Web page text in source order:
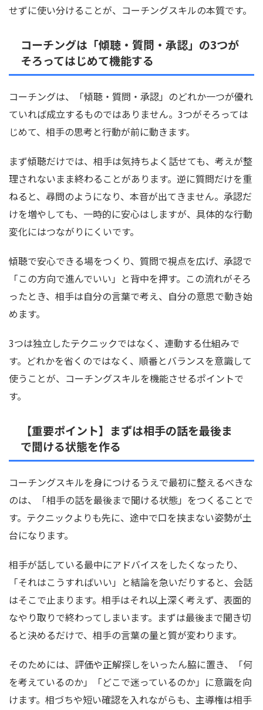
せずに使い分けることが、コーチングスキルの本質です。
コーチングは「傾聴・質問・承認」の3つが
そろってはじめて機能する
コーチングは、「傾聴・質問・承認」のどれか一つが優れ
ていれば成立するものではありません。3つがそろっては
じめて、相手の思考と行動が前に動きます。
まず傾聴だけでは、相手は気持ちよく話せても、考えが整
理されないまま終わることがあります。逆に質問だけを重
ねると、尋問のようになり、本音が出てきません。承認だ
けを増やしても、一時的に安心はしますが、具体的な行動
変化にはつながりにくいです。
傾聴で安心できる場をつくり、質問で視点を広げ、承認で
「この方向で進んでいい」と背中を押す。この流れがそろ
ったとき、相手は自分の言葉で考え、自分の意思で動き始
めます。
3つは独立したテクニックではなく、連動する仕組みで
す。どれかを省くのではなく、順番とバランスを意識して
使うことが、コーチングスキルを機能させるポイントで
す。
【重要ポイント】まずは相手の話を最後ま
で聞ける状態を作る
コーチングスキルを身につけるうえで最初に整えるべきな
のは、「相手の話を最後まで聞ける状態」をつくることで
す。テクニックよりも先に、途中で口を挟まない姿勢が土
台になります。
相手が話している最中にアドバイスをしたくなったり、
「それはこうすればいい」と結論を急いだりすると、会話
はそこで止まります。相手はそれ以上深く考えず、表面的
なやり取りで終わってしまいます。まずは最後まで聞き切
ると決めるだけで、相手の言葉の量と質が変わります。
そのためには、評価や正解探しをいったん脇に置き、「何
を考えているのか」「どこで迷っているのか」に意識を向
けます。相づちや短い確認を入れながらも、主導権は相手